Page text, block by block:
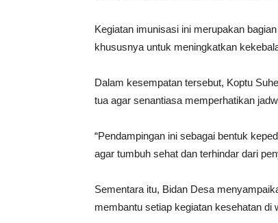
Kegiatan imunisasi ini merupakan
khususnya untuk meningkatkan
Dalam kesempatan tersebut, Koptu
tua agar senantiasa memperhatikan
“Pendampingan ini sebagai bentuk
agar tumbuh sehat dan terhindar dari
Sementara itu, Bidan Desa
membantu setiap kegiatan kesehatan di